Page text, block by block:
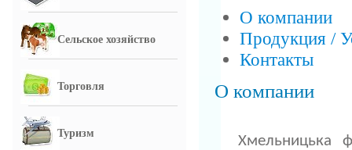
О компании
Продукция /
Контакты
О компании
Хмельницька
Сельское хозяйство
Торговля
Туризм